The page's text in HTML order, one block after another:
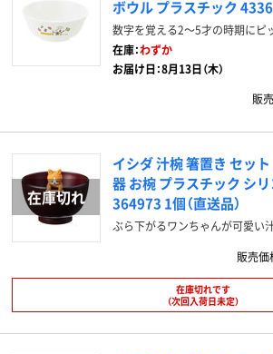
ボウル プラスチック
数字を覚える2～5才の時期にピ
在庫：わずか
お届け日：8月13日（木）
販
イシダ 汁椀 箸置き セッ
器 お椀 プラスチック シ
364973 1個（直送品）
ぶら下がるワンちゃんが可愛い
販売価
在庫切れです
（次回入荷日未定）